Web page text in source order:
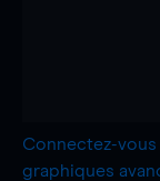
Connectez-
graphiques